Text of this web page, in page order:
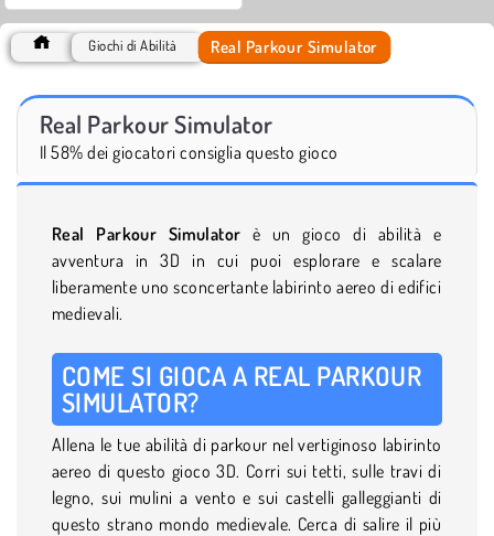
Giochi di Abilità Real Parkour Simulator
Real Parkour Simulator
Il 58% dei giocatori consiglia questo gioco
Real Parkour Simulatorè un gioco di abilità e
avventura in 3D in cui puoi esplorare e scalare
liberamente uno sconcertante labirinto aereo di edifici
medievali.
COME SI GIOCA A REAL PARKOUR
SIMULATOR?
Allena le tue abilità di parkour nel vertiginoso labirinto
aereo di questo gioco 3D. Corri sui tetti, sulle travi di
legno, sui mulini a vento e sui castelli galleggianti di
questo strano mondo medievale. Cerca di salire il più